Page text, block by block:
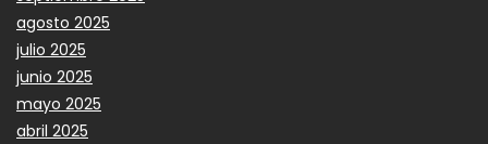
agosto 2025
julio 2025
junio 2025
mayo 2025
abril 2025